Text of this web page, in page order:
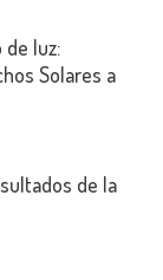
luz:
Solares a
de la